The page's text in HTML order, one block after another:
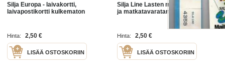
Silja Europa - laivakortti,
laivapostikortti kulkematon
Hinta: 2,50 €
LISÄÄ OSTOSKORIIN
Silja Line Lasten maihinnousukortti
ja matkatavaratarra - tarra
Hinta: 2,50 €
LISÄÄ OSTOSKORIIN